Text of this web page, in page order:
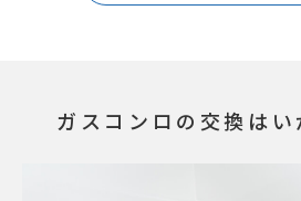
ガスコンロの交換はい